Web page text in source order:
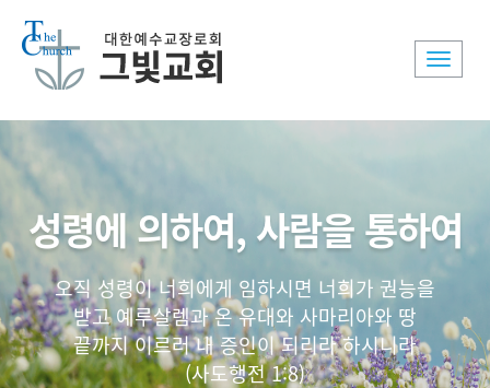
Toggle
성령에 의하여, 사람을 통하여
오직 성령이 너희에게 임하시면 너희가 권능을
받고 예루살렘과 온 유대와 사마리아와 땅
끝까지 이르러 내 증인이 되리라 하시니라
(사도행전 1:8)